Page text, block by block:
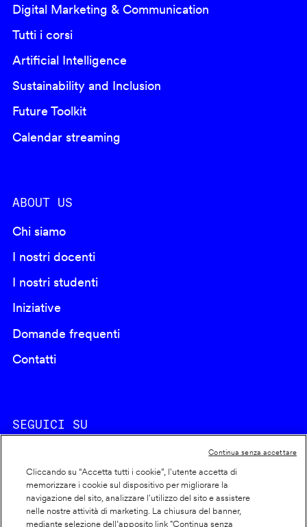
Digital Marketing & Communication
Tutti i corsi
Artificial Intelligence
Sustainability and Inclusion
Future Toolkit
Calendar streaming
ABOUT US
Chi siamo
I nostri docenti
I nostri studenti
Iniziative
Domande frequenti
Contatti
SEGUICI SU
Cookie policy
Cliccando su “Accetta tutti i cookie”, l'utente accetta di
memorizzare i cookie sul dispositivo per migliorare la
navigazione del sito, analizzare l'utilizzo del sito e assistere
nelle nostre attività di marketing. La chiusura del banner,
mediante selezione dell’apposito link "Continua senza
Continua senza accettare